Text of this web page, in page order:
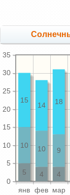
янв фев мар
0
5
10
15
20
25
30
35
4
4
5
9
10
10
18
14
15